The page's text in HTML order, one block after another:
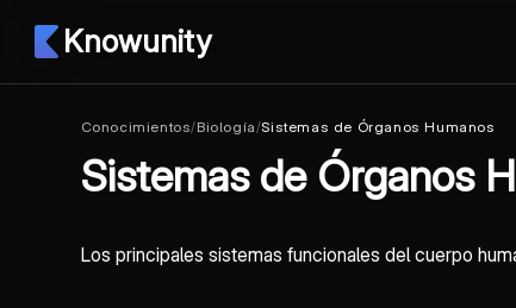
Knowunity
Conocimientos/Biología/Sistemas de Órganos Humanos
Sistemas de Órganos
Los principales sistemas funcionales del cuerpo